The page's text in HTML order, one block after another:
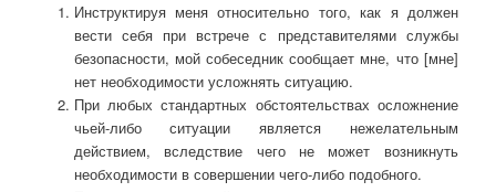
Инструктируя меня относительно того, как я должен
вести себя при встрече с представителями службы
безопасности, мой собеседник сообщает мне, что [мне]
нет необходимости усложнять ситуацию.
При любых стандартных обстоятельствах осложнение
чьей-либо ситуации является нежелательным
действием, вследствие чего не может возникнуть
необходимости в совершении чего-либо подобного.